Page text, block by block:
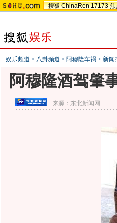
搜狐 ChinaRen 17173 焦
娱乐频道 > 八卦频道 > 阿穆隆车祸 > 新闻
阿穆隆酒驾肇
来源： 东北新闻网